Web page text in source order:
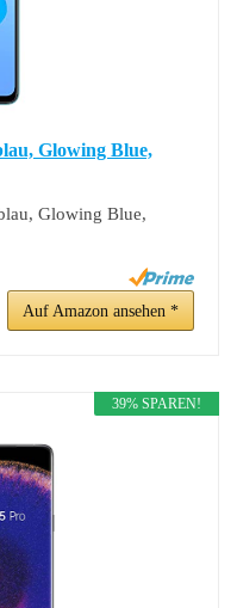
Glowing Blue,
Glowing Blue,
Auf Amazon ansehen *
39% SPAREN!